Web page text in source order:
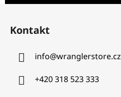
Z
Kontakt
info@wranglerstore.cz
+420 318 523 333